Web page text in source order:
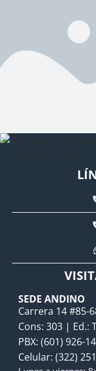
SEDE ANDINO
Carrera 14 #85-
Cons: 303 | Ed.:
PBX: (601) 926-
Celular: (322)